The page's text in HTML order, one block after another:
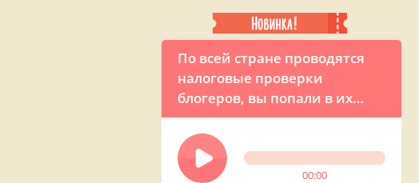
По всей стране проводятся
налоговые проверки
блогеров, вы попали в их
число! — аудио розыгрыш на
День рождения в виде
звонка из налоговой
00:00